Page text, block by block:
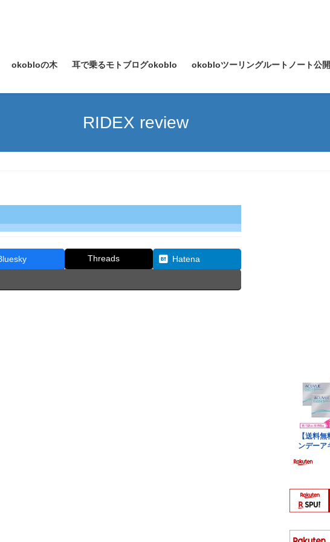
okobloの木 耳で乗るモトブログokoblo okobloツーリングルートノート公開
RIDEX review
Threads Hatena